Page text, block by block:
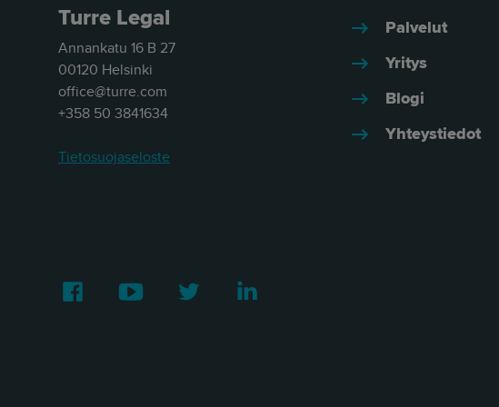
Turre Legal
Annankatu 16 B 27
00120 Helsinki
office@turre.com
+358 50 3841634
Tietosuojaseloste
Palvelut
Yritys
Blogi
Yhteystiedot
Facebook Youtube Twitter